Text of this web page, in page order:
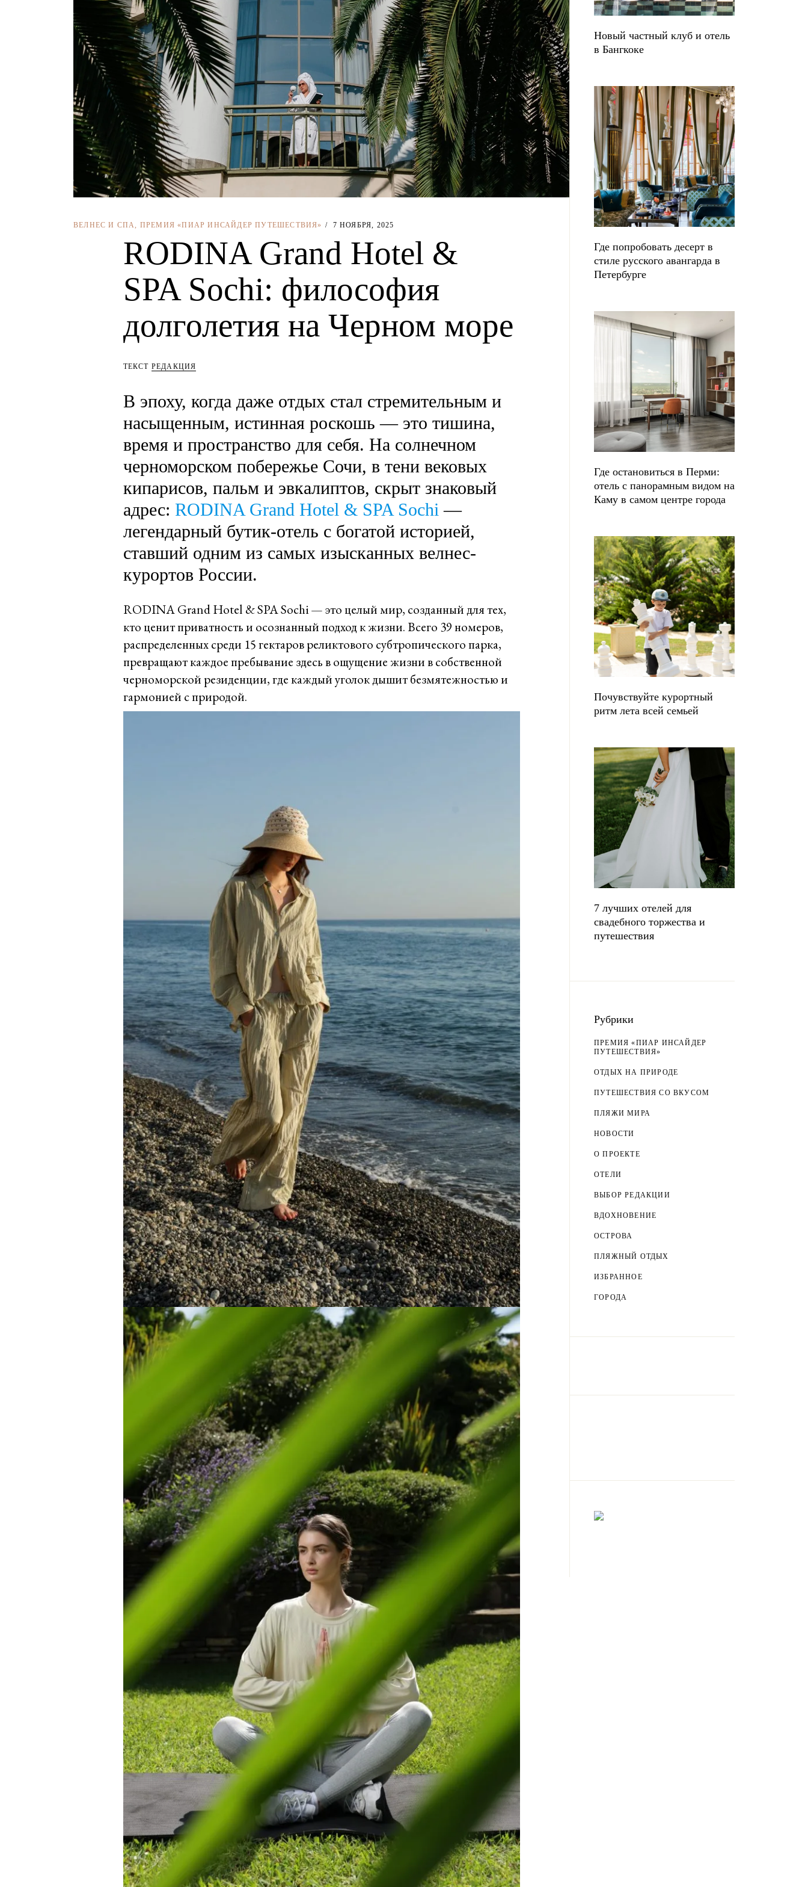
ВЕЛНЕС И СПА, ПРЕМИЯ «ПИАР ИНСАЙДЕР ПУТЕШЕСТВИЯ» 7 НОЯБРЯ, 2025
RODINA Grand Hotel &
SPA Sochi: философия
долголетия на Черном море
ТЕКСТ РЕДАКЦИЯ
В эпоху, когда даже отдых стал стремительным и
насыщенным, истинная роскошь — это тишина,
время и пространство для себя. На солнечном
черноморском побережье Сочи, в тени вековых
кипарисов, пальм и эвкалиптов, скрыт знаковый
адрес: RODINA Grand Hotel & SPA Sochi —
легендарный бутик-отель с богатой историей,
ставший одним из самых изысканных велнес-
курортов России.
RODINA Grand Hotel & SPA Sochi — это целый мир, созданный для тех,
кто ценит приватность и осознанный подход к жизни. Всего 39 номеров,
распределенных среди 15 гектаров реликтового субтропического парка,
превращают каждое пребывание здесь в ощущение жизни в собственной
черноморской резиденции, где каждый уголок дышит безмятежностью и
гармонией с природой.
Новый частный клуб и отель
в Бангкоке
Где попробовать десерт в
стиле русского авангарда в
Петербурге
Где остановиться в Перми:
отель с панорамным видом на
Каму в самом центре города
Почувствуйте курортный
ритм лета всей семьей
7 лучших отелей для
свадебного торжества и
путешествия
Рубрики
ПРЕМИЯ «ПИАР ИНСАЙДЕР
ПУТЕШЕСТВИЯ»
ОТДЫХ НА ПРИРОДЕ
ПУТЕШЕСТВИЯ СО ВКУСОМ
ПЛЯЖИ МИРА
НОВОСТИ
О ПРОЕКТЕ
ОТЕЛИ
ВЫБОР РЕДАКЦИИ
ВДОХНОВЕНИЕ
ОСТРОВА
ПЛЯЖНЫЙ ОТДЫХ
ИЗБРАННОЕ
ГОРОДА